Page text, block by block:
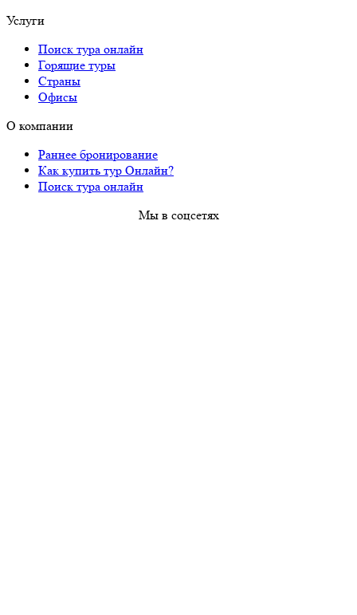
Услуги
Поиск тура онлайн
Горящие туры
Страны
Офисы
О компании
Раннее бронирование
Как купить тур Онлайн?
Поиск тура онлайн
Мы в соцсетях